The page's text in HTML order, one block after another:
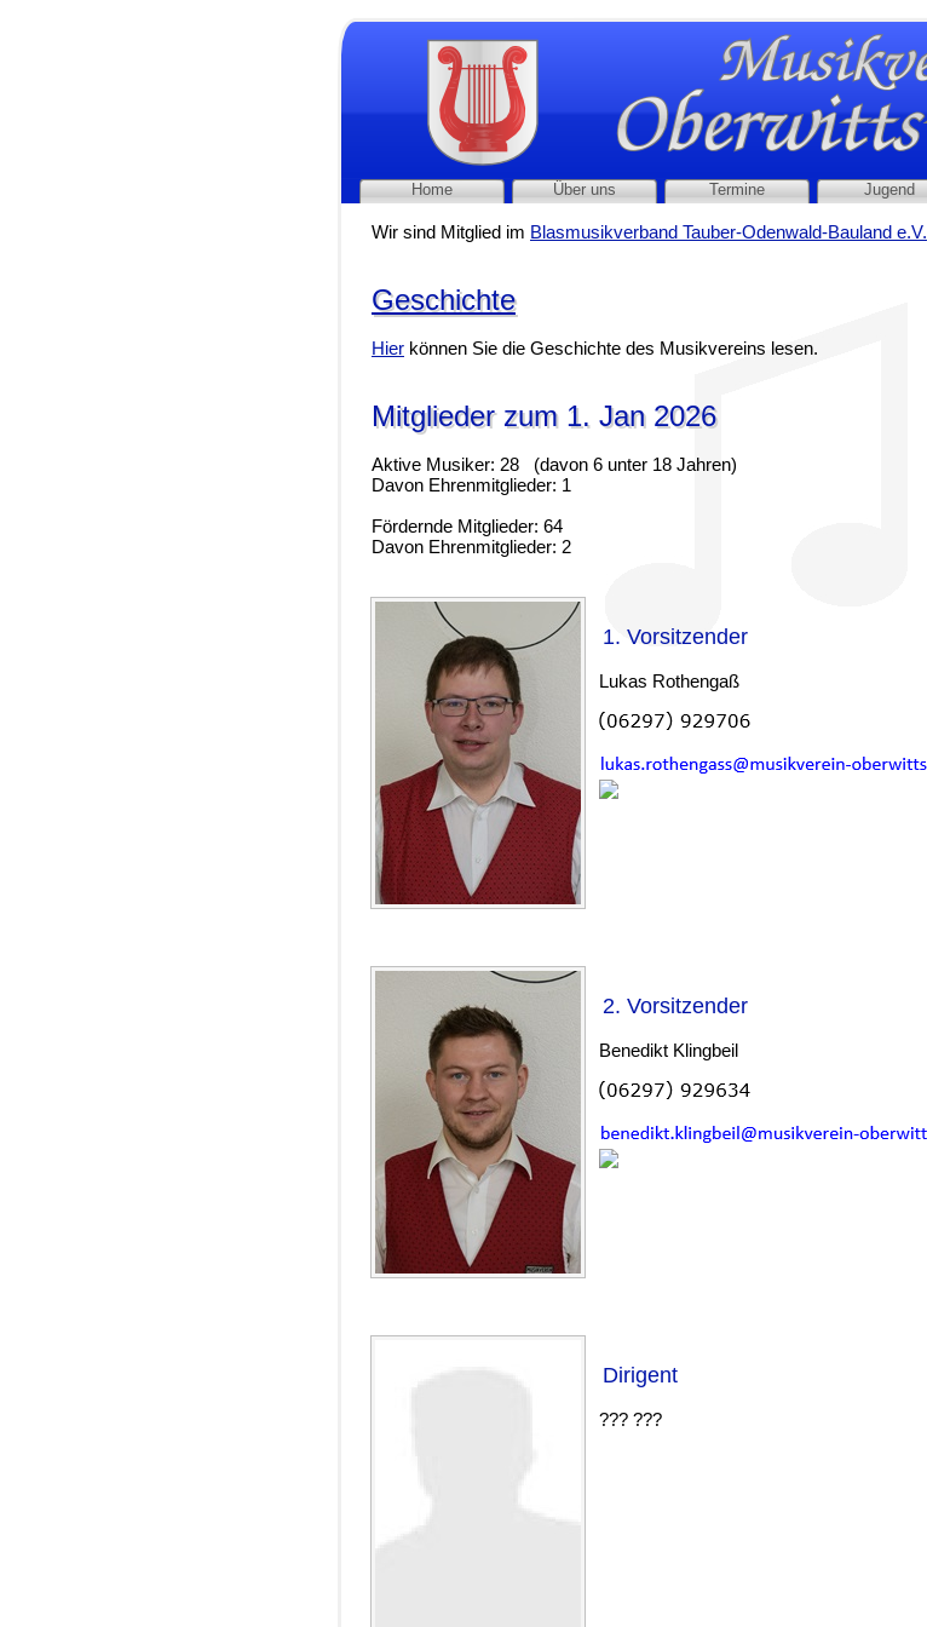
Home Über uns Termine Jugend
Wir sind Mitglied im Blasmusikverband Tauber-Odenwald-Bauland e.V.
Geschichte
Geschichte
Hier können Sie die Geschichte des Musikvereins lesen.
Mitglieder zum 1. Jan 2026
Mitglieder zum 1. Jan 2026
Aktive Musiker: 28 (davon 6 unter 18 Jahren)
Davon Ehrenmitglieder: 1
Fördernde Mitglieder: 64
Davon Ehrenmitglieder: 2
1. Vorsitzender
Lukas Rothengaß
2. Vorsitzender
Benedikt Klingbeil
Dirigent
??? ???